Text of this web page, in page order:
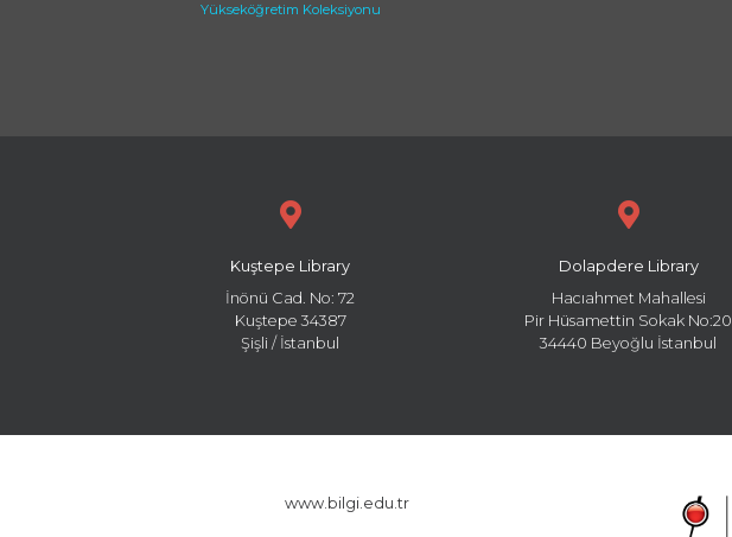
Yükseköğretim Koleksiyonu
Kuştepe Library
İnönü Cad. No: 72
Kuştepe 34387
Şişli / İstanbul
Dolapdere Library
Hacıahmet Mahallesi
Pir Hüsamettin Sokak No:20
34440 Beyoğlu İstanbul
www.bilgi.edu.tr